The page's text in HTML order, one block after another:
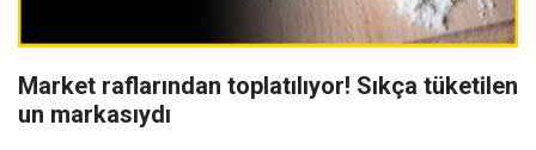
Market raflarından toplatılıyor! Sıkça tüketilen
un markasıydı